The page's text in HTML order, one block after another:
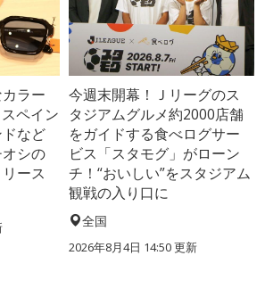
ラー
ペイン
など
オシの
ース
今週末開幕！Ｊリーグのス
タジアムグルメ約2000店舗
をガイドする食べログサー
ビス「スタモグ」がローン
チ！“おいしい”をスタジアム
観戦の入り口に
全国
2026年8月4日 14:50更新